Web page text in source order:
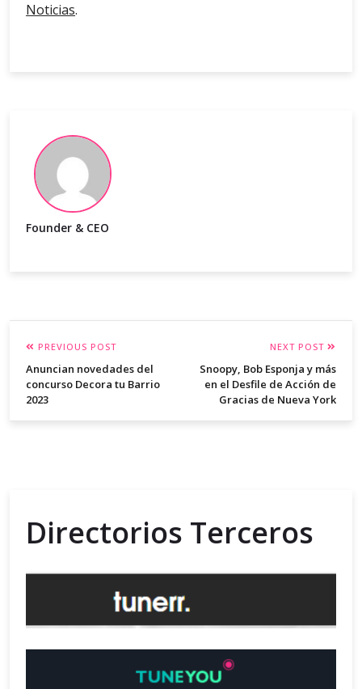
Noticias.
Founder & CEO
PREVIOUS POST
Anuncian novedades del
concurso Decora tu Barrio
2023
NEXT POST
Snoopy, Bob Esponja y más
en el Desfile de Acción de
Gracias de Nueva York
Directorios Terceros